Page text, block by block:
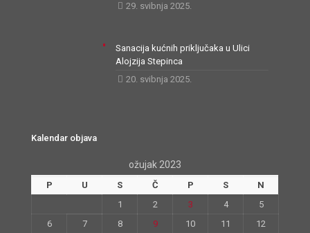
29. svibnja 2025.
Sanacija kućnih priključaka u Ulici
Alojzija Stepinca
20. svibnja 2025.
Kalendar objava
ožujak 2023
P U S Č P S
N
1
2 3 4
5
6
7 8 9 10 11
12